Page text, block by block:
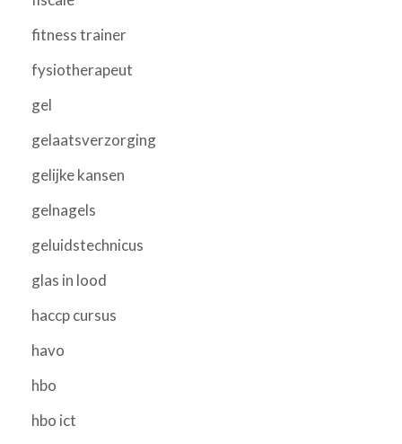
fitness trainer
fysiotherapeut
gel
gelaatsverzorging
gelijke kansen
gelnagels
geluidstechnicus
glas in lood
haccp cursus
havo
hbo
hbo ict